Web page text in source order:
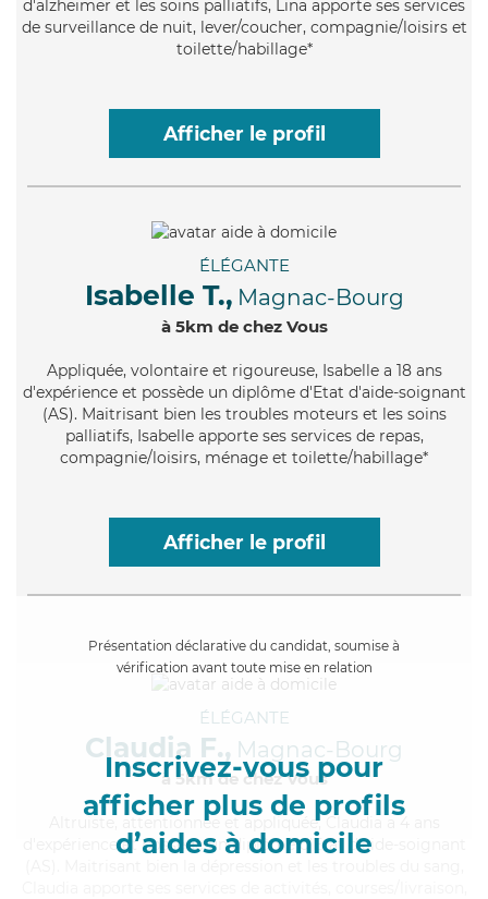
d'alzheimer et les soins palliatifs, Lina apporte ses services
de surveillance de nuit, lever/coucher, compagnie/loisirs et
toilette/habillage*
Afficher le profil
ÉLÉGANTE
Isabelle T., Magnac-Bourg
à 5km de chez Vous
Appliquée, volontaire et rigoureuse, Isabelle a 18 ans
d'expérience et possède un diplôme d'Etat d'aide-soignant
(AS). Maitrisant bien les troubles moteurs et les soins
palliatifs, Isabelle apporte ses services de repas,
compagnie/loisirs, ménage et toilette/habillage*
Afficher le profil
Présentation déclarative du candidat, soumise à
vérification avant toute mise en relation
Inscrivez-vous pour
afficher plus de profils
d’aides à domicile
ÉLÉGANTE
Claudia F., Magnac-Bourg
à 5km de chez Vous
, attentionnée et appliquée, Claudia a 4 ans
d'expérience et possède un diplôme d'Etat d'aide-soignant